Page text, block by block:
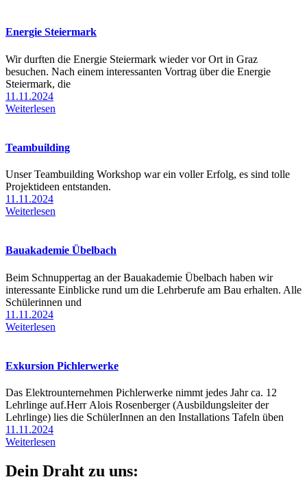
Energie Steiermark
Wir durften die Energie Steiermark wieder vor Ort in Graz
besuchen. Nach einem interessanten Vortrag über die Energie
Steiermark, die
11.11.2024
Weiterlesen
Teambuilding
Unser Teambuilding Workshop war ein voller Erfolg, es sind tolle
Projektideen entstanden.
11.11.2024
Weiterlesen
Bauakademie Übelbach
Beim Schnuppertag an der Bauakademie Übelbach haben wir
interessante Einblicke rund um die Lehrberufe am Bau erhalten. Alle
Schülerinnen und
11.11.2024
Weiterlesen
Exkursion Pichlerwerke
Das Elektrounternehmen Pichlerwerke nimmt jedes Jahr ca. 12
Lehrlinge auf.Herr Alois Rosenberger (Ausbildungsleiter der
Lehrlinge) lies die SchülerInnen an den Installations Tafeln üben
11.11.2024
Weiterlesen
Dein Draht zu uns: